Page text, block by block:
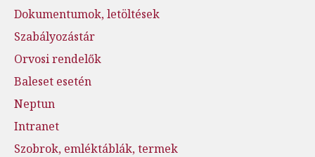
Dokumentumok, letöltések
Szabályozástár
Orvosi rendelők
Baleset esetén
Neptun
Intranet
Szobrok, emléktáblák, termek